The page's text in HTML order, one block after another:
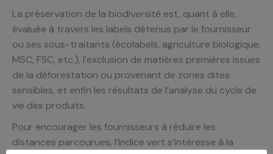
La préservation de la biodiversité est, quant à elle,
évaluée à travers les labels détenus par le fournisseur
ou ses sous-traitants (écolabels, agriculture biologique,
MSC, FSC, etc.), l’exclusion de matières premières issues
de la déforestation ou provenant de zones dites
sensibles, et enfin les résultats de l’analyse du cycle de
vie des produits.
Pour encourager les fournisseurs à réduire les
distances parcourues, l’Indice vert s’intéresse à la